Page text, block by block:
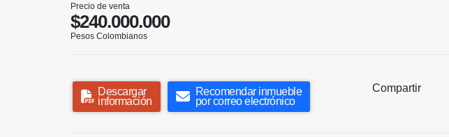
Precio de venta
$240.000.000
Pesos Colombianos
Descargar
información
Recomendar inmueble
por correo electrónico
Compartir